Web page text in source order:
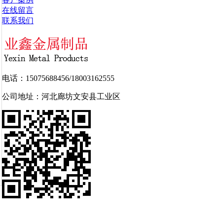
在线留言
联系我们
电话：15075688456/18003162555
公司地址：河北廊坊文安县工业区